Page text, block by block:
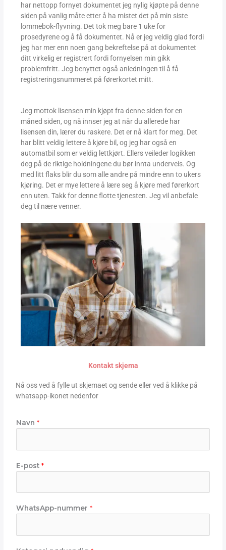
har nettopp fornyet dokumentet jeg nylig kjøpte på denne
siden på vanlig måte etter å ha mistet det på min siste
lommebok-flyvning. Det tok meg bare 1 uke for
prosedyrene og å få dokumentet. Nå er jeg veldig glad fordi
jeg har mer enn noen gang bekreftelse på at dokumentet
ditt virkelig er registrert fordi fornyelsen min gikk
problemfritt. Jeg benyttet også anledningen til å få
registreringsnummeret på førerkortet mitt.
Jeg mottok lisensen min kjøpt fra denne siden for en
måned siden, og nå innser jeg at når du allerede har
lisensen din, lærer du raskere. Det er nå klart for meg. Det
har blitt veldig lettere å kjøre bil, og jeg har også en
automatbil som er veldig lettkjørt. Ellers veileder logikken
deg på de riktige holdningene du bør innta underveis. Og
med litt flaks blir du som alle andre på mindre enn to ukers
kjøring. Det er mye lettere å lære seg å kjøre med førerkort
enn uten. Takk for denne flotte tjenesten. Jeg vil anbefale
deg til nære venner.
Kontakt skjema
Nå oss ved å fylle ut skjemaet og sende eller ved å klikke på
whatsapp-ikonet nedenfor
Navn*
E-post*
WhatsApp-nummer*